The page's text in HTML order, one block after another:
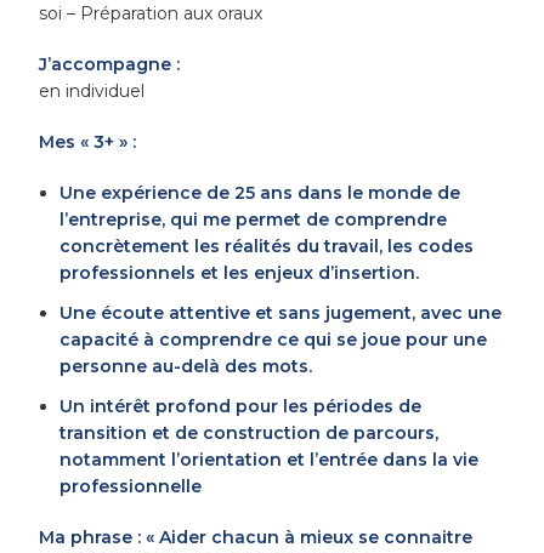
soi – Préparation aux oraux
J’accompagne :
en individuel
Mes « 3+ » :
Une expérience de 25 ans dans le monde de
l’entreprise, qui me permet de comprendre
concrètement les réalités du travail, les codes
professionnels et les enjeux d’insertion.
Une écoute attentive et sans jugement, avec une
capacité à comprendre ce qui se joue pour une
personne au-delà des mots.
Un intérêt profond pour les périodes de
transition et de construction de parcours,
notamment l’orientation et l’entrée dans la vie
professionnelle
Ma phrase : « Aider chacun à mieux se connaitre